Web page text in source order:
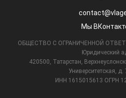
Мы
ОБЩЕСТВО С ОГРАНИЧЕННОЙ
Юридический
420500, Татарстан,
Университетская,
д.
ИНН 1615015613 ОГРН